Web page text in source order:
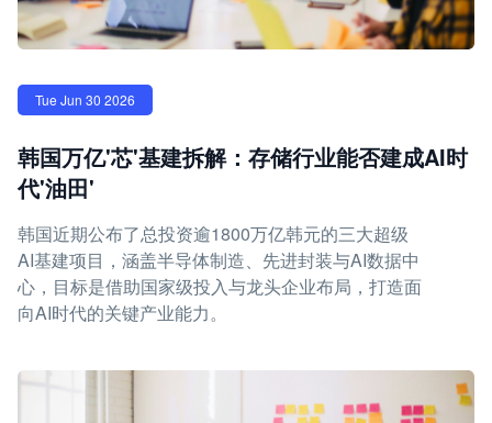
Tue Jun 30 2026
韩国万亿'芯'基建拆解：存储行业能否建成AI时
代'油田'
韩国近期公布了总投资逾1800万亿韩元的三大超级
AI基建项目，涵盖半导体制造、先进封装与AI数据中
心，目标是借助国家级投入与龙头企业布局，打造面
向AI时代的关键产业能力。